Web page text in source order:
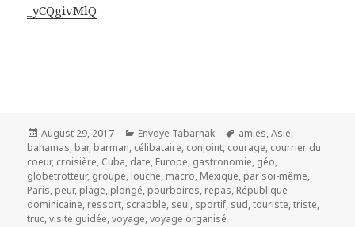
_yCQgivMlQ
Posted
on
August 29, 2017 Categories
Envoye Tabarnak Tags
amies,Asie,
bahamas, bar, barman, célibataire, conjoint, courage, courrier du
coeur, croisière, Cuba, date, Europe, gastronomie, géo,
globetrotteur, groupe, louche, macro, Mexique, par soi-même,
Paris, peur, plage, plongé, pourboires, repas, République
dominicaine, ressort, scrabble, seul, sportif, sud,touriste,triste,
truc,visite guidée,voyage,voyage organisé